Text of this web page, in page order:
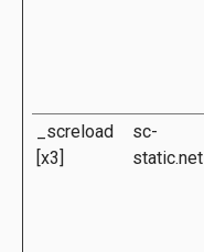
_screload
[x3]
sc-
static.net